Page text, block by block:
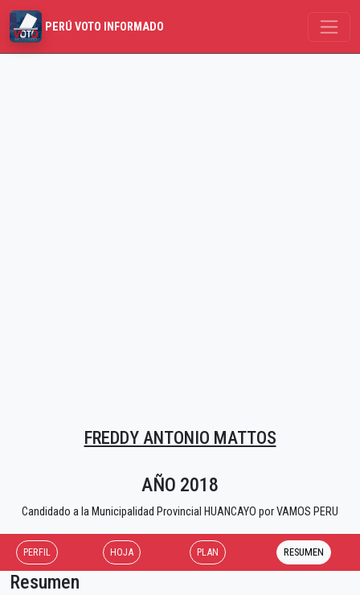
PERÚ VOTO INFORMADO
FREDDY ANTONIO MATTOS
AÑO 2018
Candidado a la Municipalidad Provincial HUANCAYO por VAMOS PERU
PERFIL HOJA PLAN RESUMEN
Resumen